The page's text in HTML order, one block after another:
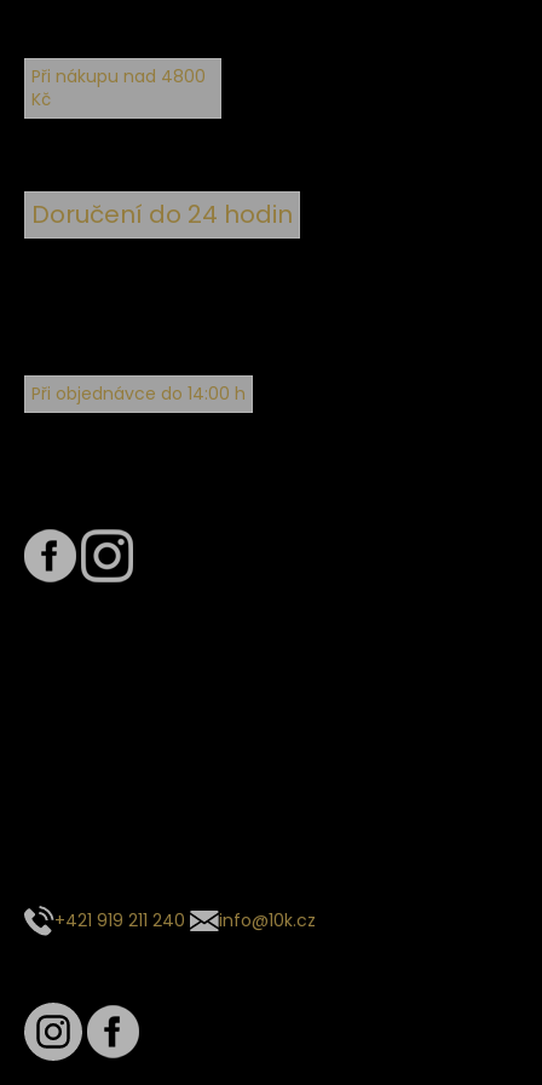
Při nákupu nad 4800
Kč
Doručení do 24 hodin
Při objednávce do 14:00 h
+421 919 211 240 info@10k.cz